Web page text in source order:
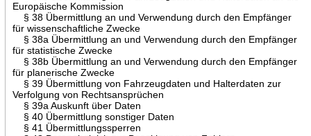
Europäische Kommission
§ 38 Übermittlung an und Verwendung durch den Empfänger
für wissenschaftliche Zwecke
§ 38a Übermittlung an und Verwendung durch den Empfänger
für statistische Zwecke
§ 38b Übermittlung an und Verwendung durch den Empfänger
für planerische Zwecke
§ 39 Übermittlung von Fahrzeugdaten und Halterdaten zur
Verfolgung von Rechtsansprüchen
§ 39a Auskunft über Daten
§ 40 Übermittlung sonstiger Daten
§ 41 Übermittlungssperren